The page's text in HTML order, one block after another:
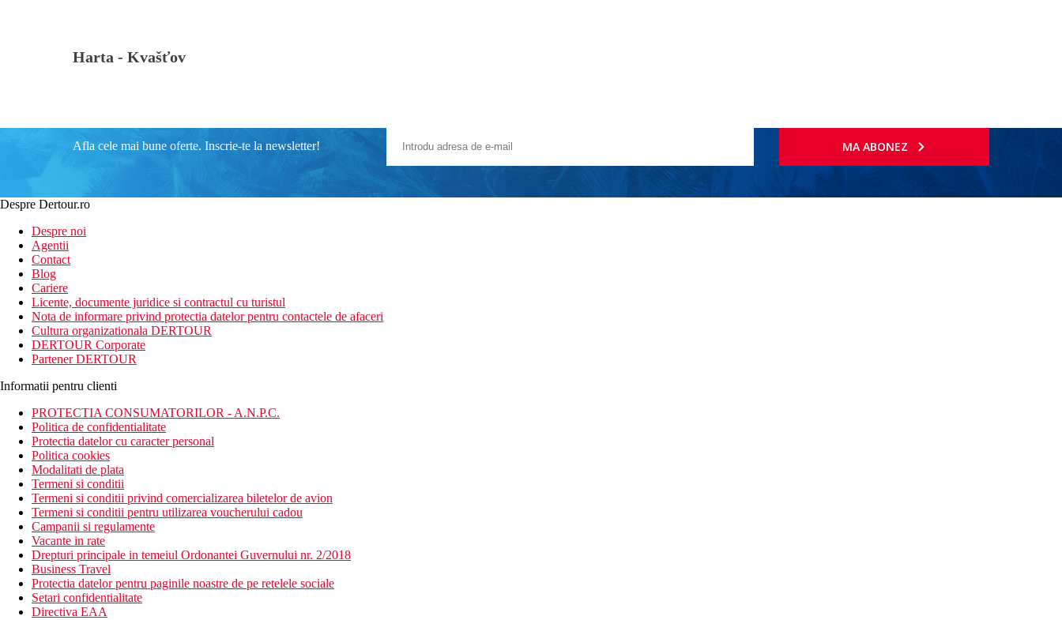
Harta - Kvašťov
Afla cele mai bune oferte. Inscrie-te la newsletter! MA ABONEZ
Despre Dertour.ro
Despre noi
Agentii
Contact
Blog
Cariere
Licente, documente juridice si contractul cu turistul
Nota de informare privind protectia datelor pentru contactele de afaceri
Cultura organizationala DERTOUR
DERTOUR Corporate
Partener DERTOUR
Informatii pentru clienti
PROTECTIA CONSUMATORILOR - A.N.P.C.
Politica de confidentialitate
Protectia datelor cu caracter personal
Politica cookies
Modalitati de plata
Termeni si conditii
Termeni si conditii privind comercializarea biletelor de avion
Termeni si conditii pentru utilizarea voucherului cadou
Campanii si regulamente
Vacante in rate
Drepturi principale in temeiul Ordonantei Guvernului nr. 2/2018
Business Travel
Protectia datelor pentru paginile noastre de pe retelele sociale
Setari confidentialitate
Directiva EAA